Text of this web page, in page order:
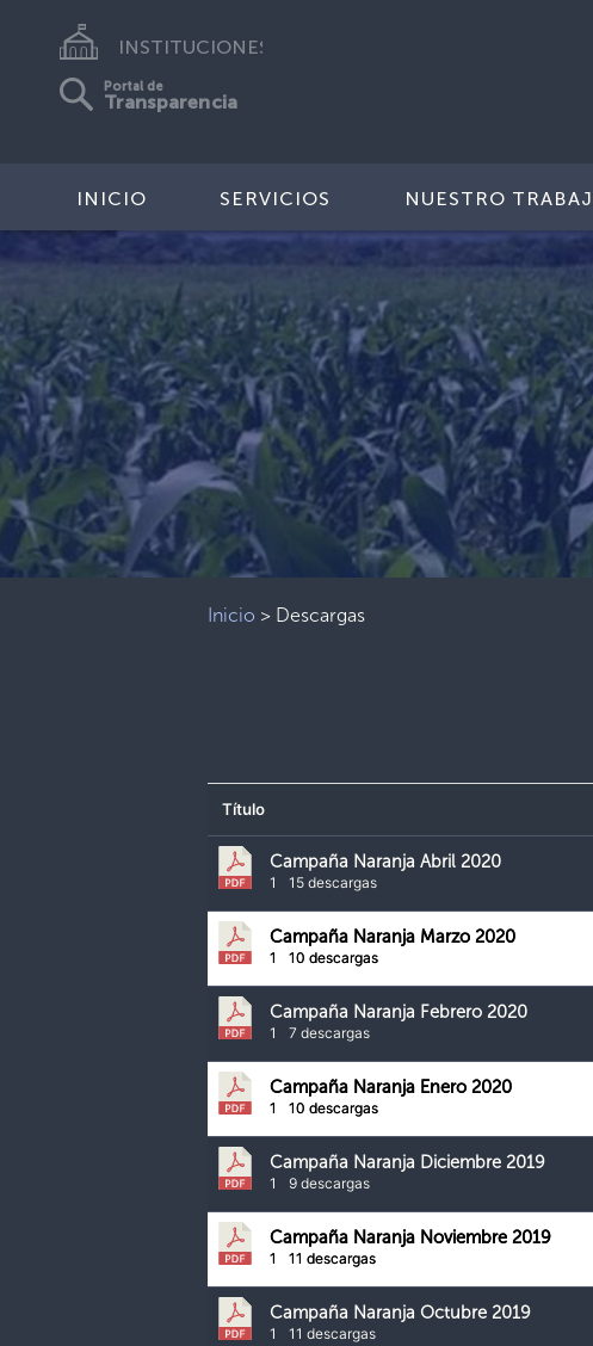
INSTITUCIONES
Portal de
Transparencia
INICIO SERVICIOS NUESTRO
Inicio > Descargas
Título
Campaña Naranja Abril 2020
1 15 descargas
Campaña Naranja Marzo 2020
1 10 descargas
Campaña Naranja Febrero 2020
1 7 descargas
Campaña Naranja Enero 2020
1 10 descargas
Campaña Naranja Diciembre 2019
1 9 descargas
Campaña Naranja Noviembre 2019
1 11 descargas
Campaña Naranja Octubre 2019
1 11 descargas